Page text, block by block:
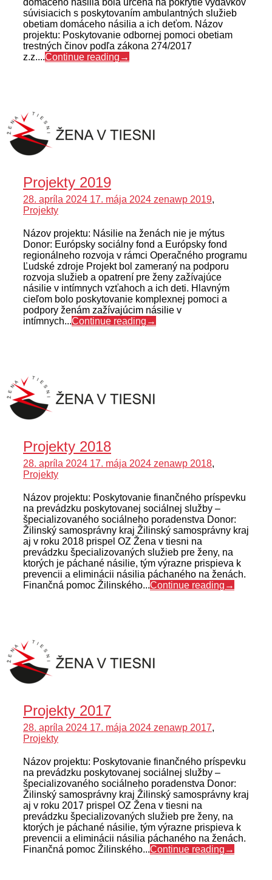
domáceho násilia bola určená na pokrytie výdavkov
súvisiacich s poskytovaním ambulantných služieb
obetiam domáceho násilia a ich deťom. Názov
projektu: Poskytovanie odbornej pomoci obetiam
trestných činov podľa zákona 274/2017
z.z....Continue reading →
Projekty 2019
28. apríla 2024 17. mája 2024 zenawp 2019,
Projekty
Názov projektu: Násilie na ženách nie je mýtus
Donor: Európsky sociálny fond a Európsky fond
regionálneho rozvoja v rámci Operačného programu
Ľudské zdroje Projekt bol zameraný na podporu
rozvoja služieb a opatrení pre ženy zažívajúce
násilie v intímnych vzťahoch a ich deti. Hlavným
cieľom bolo poskytovanie komplexnej pomoci a
podpory ženám zažívajúcim násilie v
intímnych...Continue reading →
Projekty 2018
28. apríla 2024 17. mája 2024 zenawp 2018,
Projekty
Názov projektu: Poskytovanie finančného príspevku
na prevádzku poskytovanej sociálnej služby –
špecializovaného sociálneho poradenstva Donor:
Žilinský samosprávny kraj Žilinský samosprávny kraj
aj v roku 2018 prispel OZ Žena v tiesni na
prevádzku špecializovaných služieb pre ženy, na
ktorých je páchané násilie, tým výrazne prispieva k
prevencii a eliminácii násilia páchaného na ženách.
Finančná pomoc Žilinského...Continue reading →
Projekty 2017
28. apríla 2024 17. mája 2024 zenawp 2017,
Projekty
Názov projektu: Poskytovanie finančného príspevku
na prevádzku poskytovanej sociálnej služby –
špecializovaného sociálneho poradenstva Donor:
Žilinský samosprávny kraj Žilinský samosprávny kraj
aj v roku 2017 prispel OZ Žena v tiesni na
prevádzku špecializovaných služieb pre ženy, na
ktorých je páchané násilie, tým výrazne prispieva k
prevencii a eliminácii násilia páchaného na ženách.
Finančná pomoc Žilinského...Continue reading →